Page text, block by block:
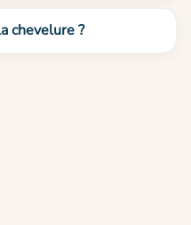
chevelure ?